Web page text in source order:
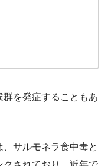
を発症することもあ
サルモネラ食中毒と